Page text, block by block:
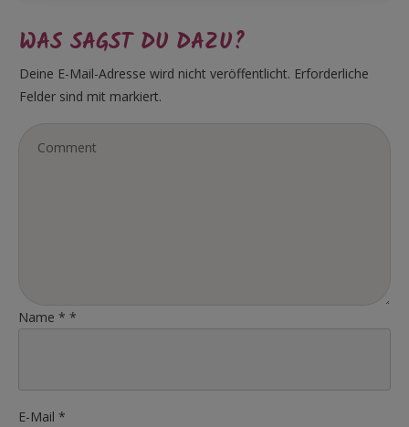
WAS SAGST DU DAZU?
Deine E-Mail-Adresse wird nicht veröffentlicht. Erforderliche
Felder sind mit markiert.
Name * *
E-Mail *